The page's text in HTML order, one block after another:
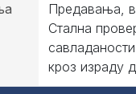
Предавања,
Стална
кроз израду